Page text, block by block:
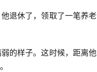
退休了，领取了一笔养老
的样子。这时候，距离他